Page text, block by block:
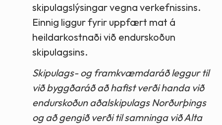
skipulagslýsingar vegna verkefnissins.
Einnig liggur fyrir uppfært mat á
heildarkostnaði við endurskoðun
skipulagsins.
Skipulags- og framkvæmdaráð leggur til
við byggðaráð að hafist verði handa við
endurskoðun aðalskipulags Norðurþings
og að gengið verði til samninga við Alta